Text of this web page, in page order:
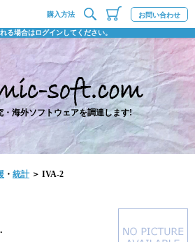
る場合はログインしてください。
購入方法 お問い合わせ
・海外ソフトウェアを調達します!
・ 統計＞ IVA-2